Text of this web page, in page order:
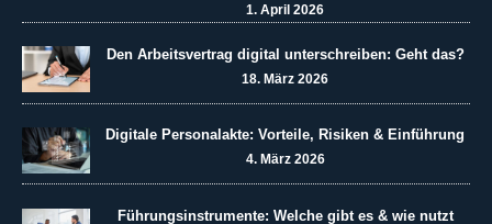
1. April 2026
Den Arbeitsvertrag digital unterschreiben: Geht das?
18. März 2026
Digitale Personalakte: Vorteile, Risiken & Einführung
4. März 2026
Führungsinstrumente: Welche gibt es & wie nutzt